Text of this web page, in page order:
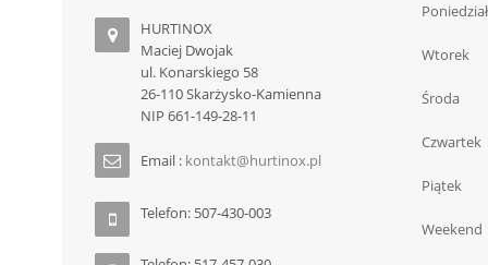
HURTINOX
Maciej Dwojak
ul. Konarskiego 58
26-110 Skarżysko-Kamienna
NIP 661-149-28-11
Email : kontakt@hurtinox.pl
Telefon: 507-430-003
Wtorek
Środa
Czwartek
Piątek
Weekend